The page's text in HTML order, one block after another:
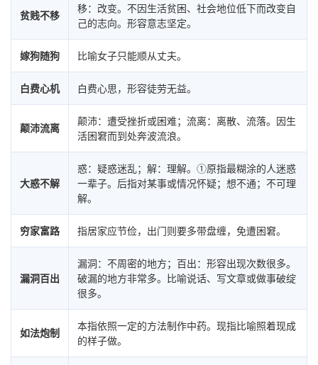
贫贱不移
移：改变。不因生活贫困、社会地位低下而改变自
己的志向。形容意志坚定。
嫁狗随狗 比喻女子只能顺从丈夫。
白费心机 白费心思，形容徒劳无益。
颠沛流离
颠沛：遭受挫折或困难；流离：离散、流落。因生
活困窘而到处奔波流浪。
大惑不解
惑：疑惑迷乱；解：理解。①原指最糊涂的人迷惑
一辈子。后指对某事或情况怀疑；想不通；不可理
解。
穷家富路 指居家应节俭，出门则要多带盘缠，免遭困窘。
漏洞百出
漏洞：不周密的地方；百出：形容出现次数很多。
破漏的地方非常多。比喻说话、写文章或做事破绽
很多。
如法炮制
本指依照一定的方法制作中药。现指比喻照着现成
的样子做。